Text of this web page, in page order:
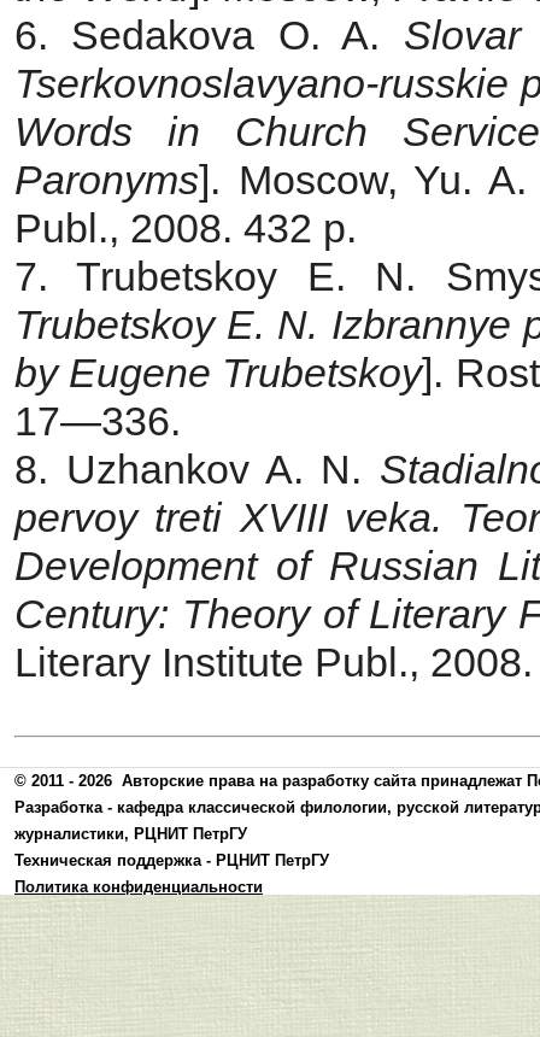
6. Sedakova O. A. Slovar
Tserkovnoslavyano-russkie
Words in Church
Paronyms]. Moscow, Yu. A.
Publ., 2008. 432 p.
7. Trubetskoy E. N.
Trubetskoy E. N. Izbrannye
by Eugene Trubetskoy].
17—336.
8. Uzhankov A. N.
pervoy treti XVIII veka.
Development of Russian
Century: Theory of Literary
Literary Institute Publ.,
© 2011 - 2026 Авторские права на разработку сайта принадлежат
Разработка - кафедра классической филологии, русской
журналистики, РЦНИТ ПетрГУ
Техническая поддержка - РЦНИТ ПетрГУ
Политика конфиденциальности